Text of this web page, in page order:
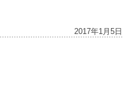
2017年1月5日